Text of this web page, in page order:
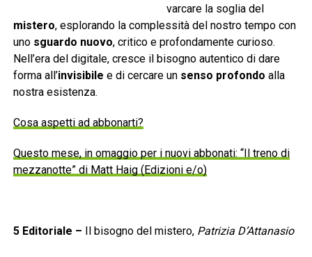
varcare la soglia del
mistero, esplorando la complessità del nostro tempo con
uno sguardo nuovo, critico e profondamente curioso.
Nell’era del digitale, cresce il bisogno autentico di dare
forma all’invisibile e di cercare un senso profondo alla
nostra esistenza.
Cosa aspetti ad abbonarti?
Questo mese, in omaggio per i nuovi abbonati: “Il treno di
mezzanotte” di Matt Haig (Edizioni e/o)
5 Editoriale – Il bisogno del mistero, Patrizia D’Attanasio